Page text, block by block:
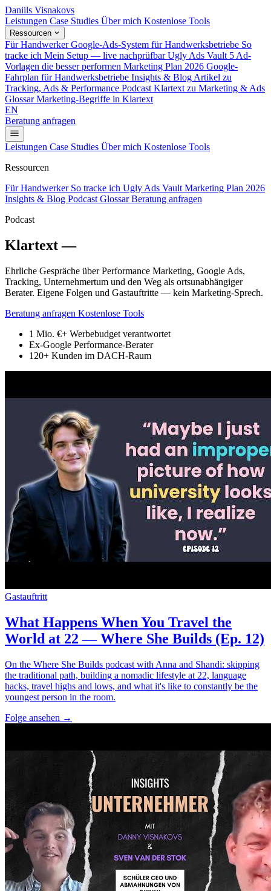
Daniils Visnakovs
Leistungen Case Studies Über mich Kostenlose Tools
Ressourcen
Für Handwerker Google-Ads-System für Handwerksbetriebe So
tracke ich Mein Setup — live nachprüfbar Ugly Ads Vault 5 Ad-
Vorlagen die besser performen Marketing Plan 2026 Google-
Fahrplan für Handwerksbetriebe Insights & Blog Artikel zu
Tracking, Ads & Performance Podcast Klartext zu Marketing & Ads
Glossar Marketing-Begriffe in Klartext
EN
Beratung anfragen
Leistungen Case Studies Über mich Kostenlose Tools
Ressourcen
Für Handwerker So tracke ich Ugly Ads Vault Marketing Plan 2026
Insights & Blog Podcast GlossarBeratung anfragen
Podcast
Klartext —
Ehrliche Gespräche über Performance Marketing, Google Ads,
Tracking, Unternehmertum und den Weg als ortsunabhängiger
Berater. Eigene Folgen und Gastauftritte — kein Marketing-Sprech.
Beratung anfragen Kostenlose Tools
1 Mio. €+ Werbebudget verantwortet
Ex-Google Performance-Berater
120+ Kunden im DACH-Raum
Gastauftritt
What Happens When You Travel the
World at 22 — Where She Builds (Ep. 12)
On the Where She Builds podcast with Anna and Shandi: skipping
the traditional path, building a nomadic lifestyle at 22, language
hacks, travel highs and lows, and what it's like to constantly be the
youngest person in the room.
Folge ansehen →